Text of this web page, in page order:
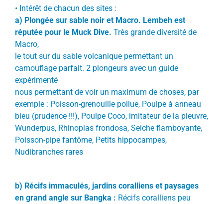
• Intérêt de chacun des sites :
a) Plongée sur sable noir et Macro. Lembeh est
réputée pour le Muck Dive. Très grande diversité de
Macro,
le tout sur du sable volcanique permettant un
camouflage parfait. 2 plongeurs avec un guide
expérimenté
nous permettant de voir un maximum de choses, par
exemple : Poisson-grenouille poilue, Poulpe à anneau
bleu (prudence !!!), Poulpe Coco, imitateur de la pieuvre,
Wunderpus, Rhinopias frondosa, Seiche flamboyante,
Poisson-pipe fantôme, Petits hippocampes,
Nudibranches rares
b) Récifs immaculés, jardins coralliens et paysages
en grand angle sur Bangka : Récifs coralliens peu